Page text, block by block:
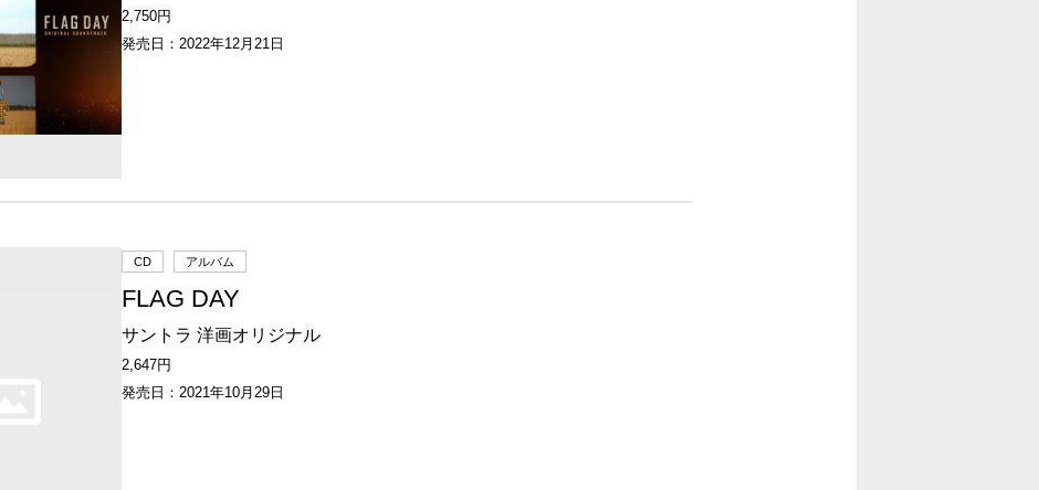
2,750円
発売日：2022年12月21日
CD アルバム
FLAG DAY
サントラ 洋画オリジナル
2,647円
発売日：2021年10月29日